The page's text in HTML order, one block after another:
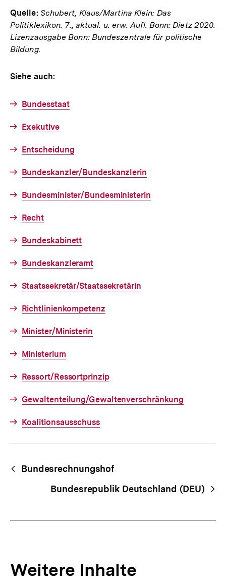
Quelle: Schubert, Klaus/Martina Klein: Das
Politiklexikon. 7., aktual. u. erw. Aufl. Bonn: Dietz 2020.
Lizenzausgabe Bonn: Bundeszentrale für politische
Bildung.
Siehe auch:
Bundesstaat
Exekutive
Entscheidung
Bundeskanzler/Bundeskanzlerin
Bundesminister/Bundesministerin
Recht
Bundeskabinett
Bundeskanzleramt
Staatssekretär/Staatssekretärin
Richtlinienkompetenz
Minister/Ministerin
Ministerium
Ressort/Ressortprinzip
Gewaltenteilung/Gewaltenverschränkung
Koalitionsausschuss
Begriffsnavigation
Content-
Navigation
Bundesrechnungshof
Bundesrepublik Deutschland (DEU)
Weitere Inhalte